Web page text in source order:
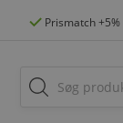
Prismatch +5%